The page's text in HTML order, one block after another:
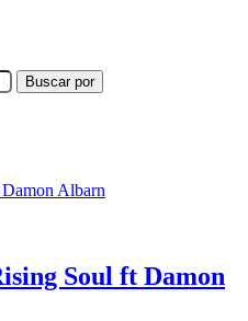
Buscar por
Albarn
Soul ft Damon